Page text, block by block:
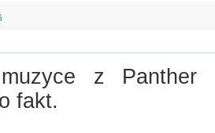
z Panther
fakt.